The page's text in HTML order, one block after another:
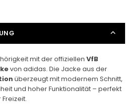
mit der offiziellen VfB
von adidas. Die Jacke aus der
überzeugt mit modernem Schnitt,
und hoher Funktionalität – perfekt